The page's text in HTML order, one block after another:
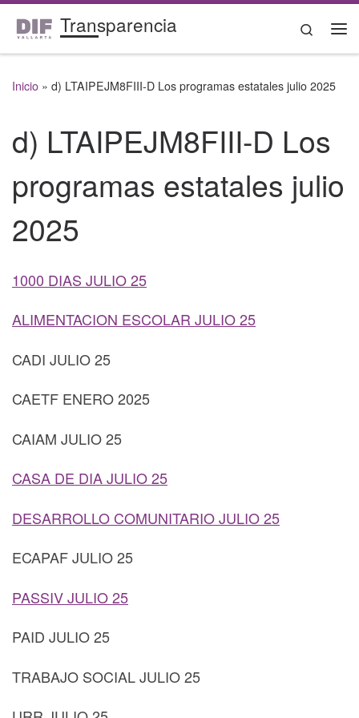
Saltar al contenido
Transparencia
Search
Inicio » d) LTAIPEJM8FIII-D Los programas estatales julio 2025
d) LTAIPEJM8FIII-D Los
programas estatales julio
2025
1000 DIAS JULIO 25
ALIMENTACION ESCOLAR JULIO 25
CADI JULIO 25
CAETF ENERO 2025
CAIAM JULIO 25
CASA DE DIA JULIO 25
DESARROLLO COMUNITARIO JULIO 25
ECAPAF JULIO 25
PASSIV JULIO 25
PAID JULIO 25
TRABAJO SOCIAL JULIO 25